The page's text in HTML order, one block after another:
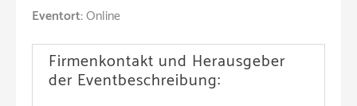
Eventort:Online
Firmenkontakt und Herausgeber
der Eventbeschreibung: